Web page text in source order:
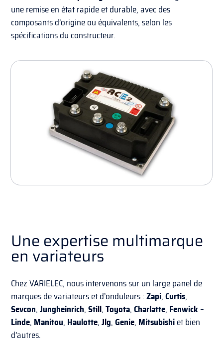
une remise en état rapide et durable, avec des
composants d’origine ou équivalents, selon les
spécifications du constructeur.
Une expertise multimarque
en variateurs
Chez VARIELEC, nous intervenons sur un large panel de
marques de variateurs et d’onduleurs :Zapi,Curtis,
Sevcon,Jungheinrich,Still,Toyota,Charlatte, Fenwick–
Linde, Manitou, Haulotte,Jlg,Genie, Mitsubishiet bien
d’autres.